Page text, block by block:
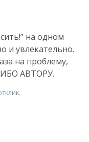
на одном
и увлекательно.
на проблему,
АВТОРУ.